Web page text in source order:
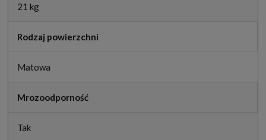
21 kg
Rodzaj powierzchni
Matowa
Mrozoodporność
Tak